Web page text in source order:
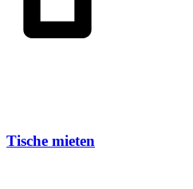
Tische mieten